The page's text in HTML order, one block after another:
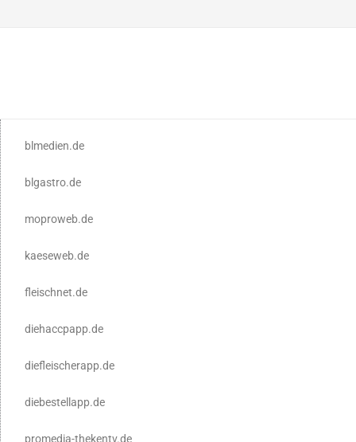
blmedien.de
blgastro.de
moproweb.de
kaeseweb.de
fleischnet.de
diehaccpapp.de
diefleischerapp.de
diebestellapp.de
promedia-thekentv.de